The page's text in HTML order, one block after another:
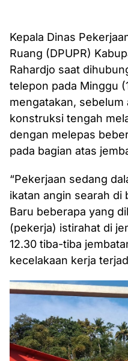
Kepala Dinas
Ruang (DPUPR)
Rahardjo saat
telepon pada Minggu
mengatakan, sebelum
konstruksi tengah
dengan melepas
pada bagian atas
“Pekerjaan sedang
ikatan angin searah di
Baru beberapa yang
(pekerja) istirahat di
12.30 tiba-tiba
kecelakaan kerja